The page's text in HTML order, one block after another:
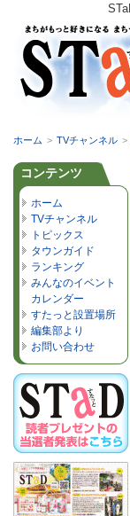
ホーム > TVチャンネル >
コンテンツ
ホーム
TVチャンネル
トピックス
タウンガイド
ランキング
みんなのイベント
カレンダー
すたっと設置場所
編集部より
お問い合わせ